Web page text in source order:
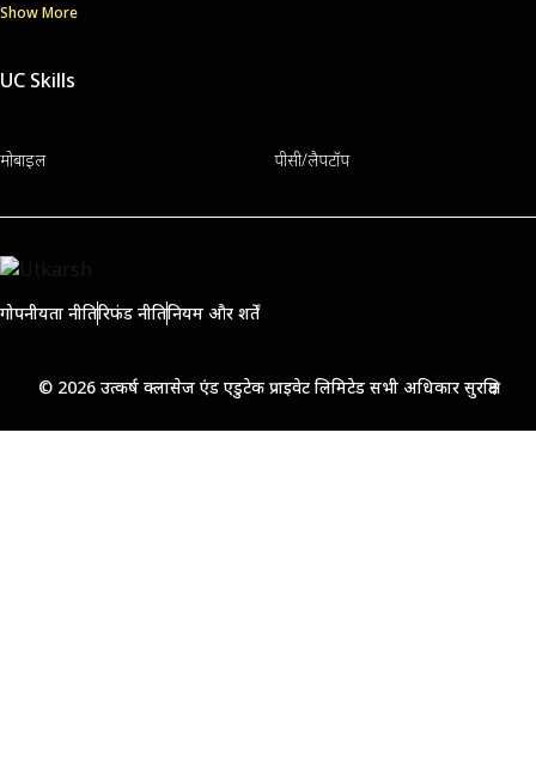
Show More
UC Skills
मोबाइल पीसी/लैपटॉप
गोपनीयता नीतिरिफंड नीतिनियम और शर्तें
© 2026 उत्कर्ष क्लासेज एंड एडुटेक प्राइवेट लिमिटेड सभी अधिकार सुरक्षित